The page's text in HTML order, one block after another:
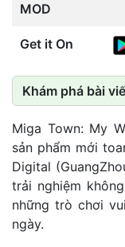
MOD
Get it On
Khám phá bài
Miga Town: My
sản phẩm mới
Digital
trải nghiệm
những trò chơi
ngày.